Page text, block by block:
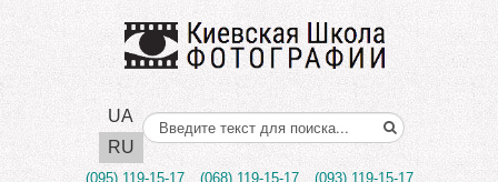
UA
RU
Поиск..
(095) 119-15-17 (068) 119-15-17 (093) 119-15-17